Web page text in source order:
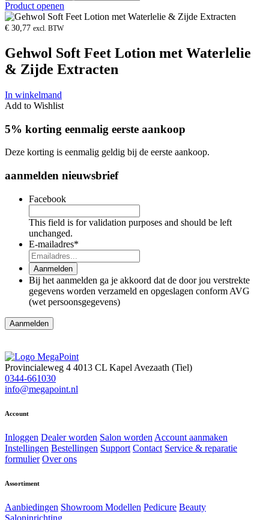
Product openen
€ 30,77 excl. BTW
Gehwol Soft Feet Lotion met Waterlelie
& Zijde Extracten
In winkelmand
Add to Wishlist
5% korting eenmalig eerste aankoop
Deze korting is eenmalig geldig bij de eerste aankoop.
aanmelden nieuwsbrief
Facebook
This field is for validation purposes and should be left
unchanged.
E-mailadres*
Aanmelden
Bij het aanmelden ga je akkoord dat de door jou verstrekte
gegevens worden verzameld en opgeslagen conform AVG
(wet persoonsgegevens)
Aanmelden
Provincialeweg 4 4013 CL Kapel Avezaath (Tiel)
0344-661030
info@megapoint.nl
Account
Inloggen Dealer worden Salon worden Account aanmaken
Instellingen Bestellingen Support Contact Service & reparatie
formulier Over ons
Assortiment
Aanbiedingen Showroom Modellen Pedicure Beauty
Saloninrichting